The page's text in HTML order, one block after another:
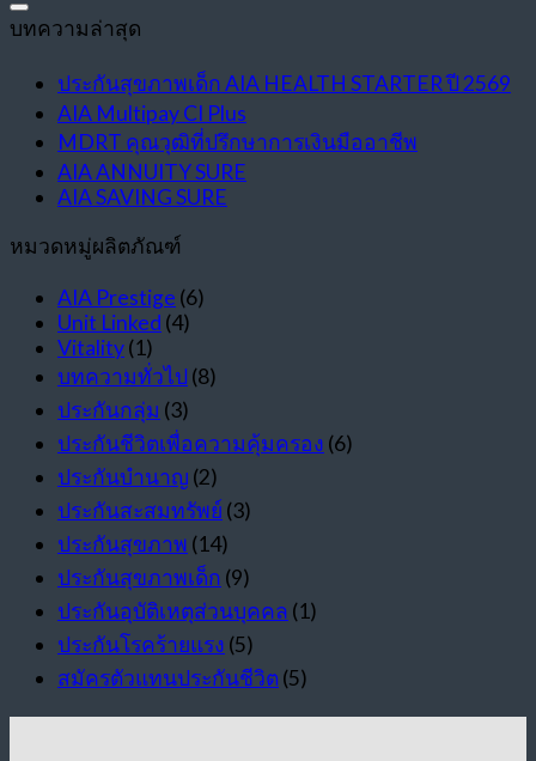
บทความล่าสุด
ประกันสุขภาพเด็ก AIA HEALTH STARTER ปี 2569
AIA Multipay CI Plus
MDRT คุณวุฒิที่ปรึกษาการเงินมืออาชีพ
AIA ANNUITY SURE
AIA SAVING SURE
หมวดหมู่ผลิตภัณฑ์
AIA Prestige (6)
Unit Linked (4)
Vitality(1)
บทความทั่วไป (8)
ประกันกลุ่ม (3)
ประกันชีวิตเพื่อความคุ้มครอง (6)
ประกันบำนาญ (2)
ประกันสะสมทรัพย์ (3)
ประกันสุขภาพ (14)
ประกันสุขภาพเด็ก (9)
ประกันอุบัติเหตุส่วนบุคคล (1)
ประกันโรคร้ายแรง (5)
สมัครตัวแทนประกันชีวิต (5)